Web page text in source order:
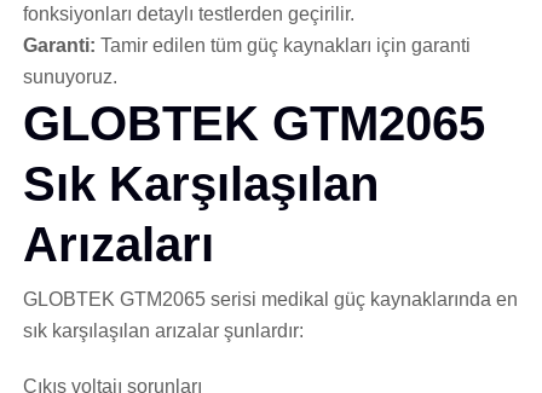
fonksiyonları detaylı testlerden geçirilir.
Garanti: Tamir edilen tüm güç kaynakları için garanti
sunuyoruz.
GLOBTEK GTM2065
Sık Karşılaşılan
Arızaları
GLOBTEK GTM2065 serisi medikal güç kaynaklarında en
sık karşılaşılan arızalar şunlardır:
Çıkış voltajı sorunları